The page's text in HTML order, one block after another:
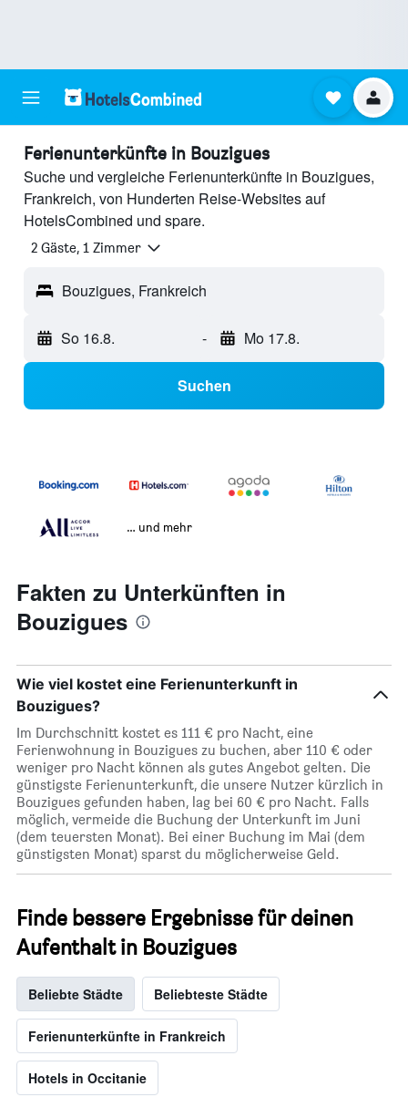
Ferienunterkünfte in Bouzigues
Suche und vergleiche Ferienunterkünfte in Bouzigues,
Frankreich, von Hunderten Reise-Websites auf
HotelsCombined und spare.
2 Gäste, 1 Zimmer
Bouzigues, Frankreich
So 16.8. - Mo 17.8.
Suchen
… und mehr
Fakten zu Unterkünften in
Bouzigues
Wie viel kostet eine Ferienunterkunft in
Bouzigues?
Im Durchschnitt kostet es 111 € pro Nacht, eine
Ferienwohnung in Bouzigues zu buchen, aber 110 € oder
weniger pro Nacht können als gutes Angebot gelten. Die
günstigste Ferienunterkunft, die unsere Nutzer kürzlich in
Bouzigues gefunden haben, lag bei 60 € pro Nacht. Falls
möglich, vermeide die Buchung der Unterkunft im Juni
(dem teuersten Monat). Bei einer Buchung im Mai (dem
günstigsten Monat) sparst du möglicherweise Geld.
Finde bessere Ergebnisse für deinen
Aufenthalt in Bouzigues
Beliebte Städte Beliebteste Städte
Ferienunterkünfte in Frankreich
Hotels in Occitanie